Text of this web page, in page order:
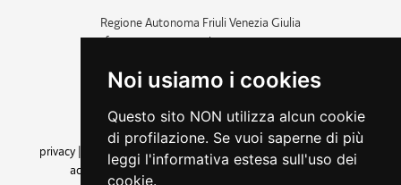
Noi usiamo i cookies
Questo sito NON utilizza alcun cookie
di profilazione. Se vuoi saperne di più
leggi l'informativa estesa sull'uso dei
cookie.
Regione Autonoma Friuli Venezia Giulia
c.f. 80014930327; p.iva 00526040324
+39 040 3771111
amministrazione trasparente
privacy
cookie |note legali accessibilità
dichiarazione di
accessibilità| feedback cambio preferenze cookie